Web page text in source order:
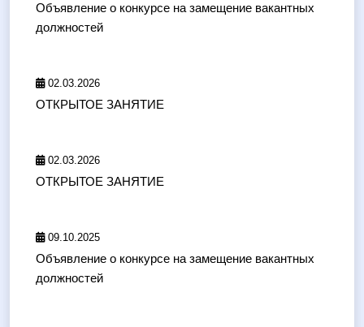
Объявление о конкурсе на замещение вакантных
должностей
02.03.2026
ОТКРЫТОЕ ЗАНЯТИЕ
02.03.2026
ОТКРЫТОЕ ЗАНЯТИЕ
09.10.2025
Объявление о конкурсе на замещение вакантных
должностей